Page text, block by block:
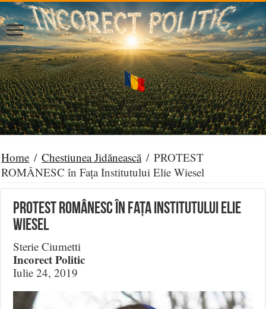
Home / Chestiunea Jidănească / PROTEST
ROMÂNESC în Fața Institutului Elie Wiesel
PROTEST ROMÂNESC în Fața Institutului Elie
Wiesel
Sterie Ciumetti
Incorect Politic
Iulie 24, 2019